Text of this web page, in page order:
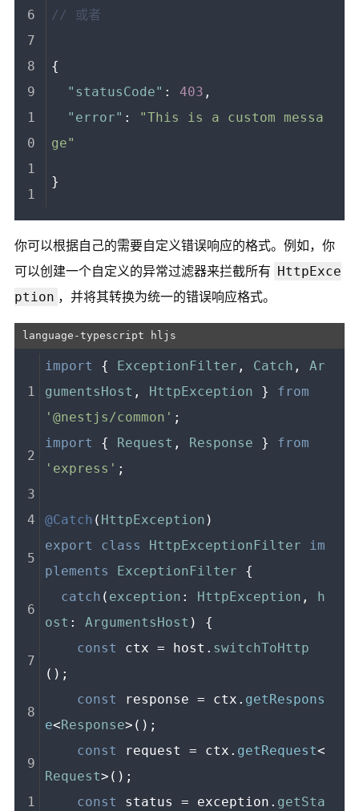
// 或者
{
"statusCode" : 403 ,
"error" :
"This is a custom messa
ge"
}
你可以根据自己的需要自定义错误响应的格式。例如，你
可以创建一个自定义的异常过滤器来拦截所有 HttpExce
ption ，并将其转换为统一的错误响应格式。
import { ExceptionFilter , Catch , Ar
gumentsHost , HttpException } from
'@nestjs/common' ;
import
{ Request , Response } from
'express' ;
@Catch ( HttpException )
export
class HttpExceptionFilter
im
plements
ExceptionFilter {
catch ( exception : HttpException ,
h
ost : ArgumentsHost ) {
const
ctx = host. switchToHttp
();
const
response = ctx. getRespons
e<Response>();
const
request = ctx. getRequest<
Request>();
const
status = exception. getSta